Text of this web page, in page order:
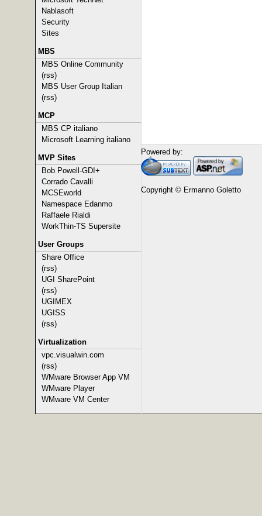
Nablasoft
Security
Sites
MBS
MBS Online Community
(rss)
MBS User Group Italian
(rss)
MCP
MBS CP italiano
Microsoft Learning italiano
MVP Sites
Bob Powell-GDI+
Corrado Cavalli
MCSEworld
Namespace Edanmo
Raffaele Rialdi
WorkThin-TS Supersite
User Groups
Share Office
(rss)
UGI SharePoint
(rss)
UGIMEX
UGISS
(rss)
Virtualization
vpc.visualwin.com
(rss)
WMware Browser App VM
WMware Player
WMware VM Center
Powered by:
Copyright © Ermanno Goletto